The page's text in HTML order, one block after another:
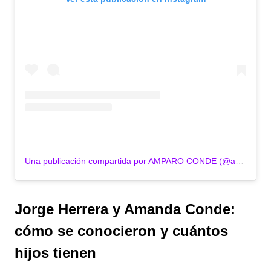
Jorge Herrera y Amanda Conde:
cómo se conocieron y cuántos
hijos tienen